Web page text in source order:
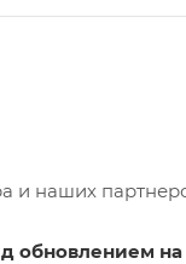
и наших
обновлением